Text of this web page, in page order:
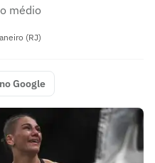
médio
(RJ)
Google